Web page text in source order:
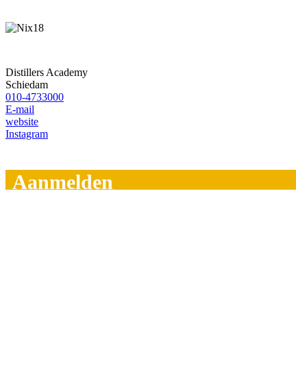
Distillers Academy
Schiedam
010-4733000
E-mail
website
Instagram
Aanmelden